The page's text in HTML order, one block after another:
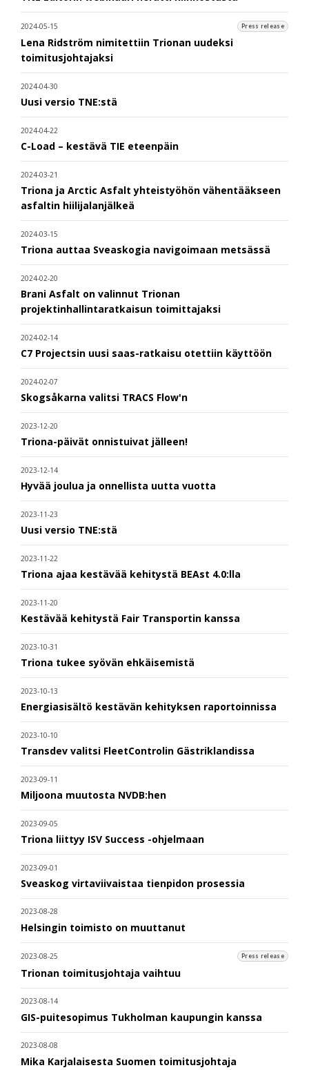
2024-05-15 Press release
Lena Ridström nimitettiin Trionan uudeksi
toimitusjohtajaksi
2024-04-30
Uusi versio TNE:stä
2024-04-22
C-Load – kestävä TIE eteenpäin
2024-03-21
Triona ja Arctic Asfalt yhteistyöhön vähentääkseen
asfaltin hiilijalanjälkeä
2024-03-15
Triona auttaa Sveaskogia navigoimaan metsässä
2024-02-20
Brani Asfalt on valinnut Trionan
projektinhallintaratkaisun toimittajaksi
2024-02-14
C7 Projectsin uusi saas-ratkaisu otettiin käyttöön
2024-02-07
Skogsåkarna valitsi TRACS Flow'n
2023-12-20
Triona-päivät onnistuivat jälleen!
2023-12-14
Hyvää joulua ja onnellista uutta vuotta
2023-11-23
Uusi versio TNE:stä
2023-11-22
Triona ajaa kestävää kehitystä BEAst 4.0:lla
2023-11-20
Kestävää kehitystä Fair Transportin kanssa
2023-10-31
Triona tukee syövän ehkäisemistä
2023-10-13
Energiasisältö kestävän kehityksen raportoinnissa
2023-10-10
Transdev valitsi FleetControlin Gästriklandissa
2023-09-11
Miljoona muutosta NVDB:hen
2023-09-05
Triona liittyy ISV Success -ohjelmaan
2023-09-01
Sveaskog virtaviivaistaa tienpidon prosessia
2023-08-28
Helsingin toimisto on muuttanut
2023-08-25 Press release
Trionan toimitusjohtaja vaihtuu
2023-08-14
GIS-puitesopimus Tukholman kaupungin kanssa
2023-08-08
Mika Karjalaisesta Suomen toimitusjohtaja